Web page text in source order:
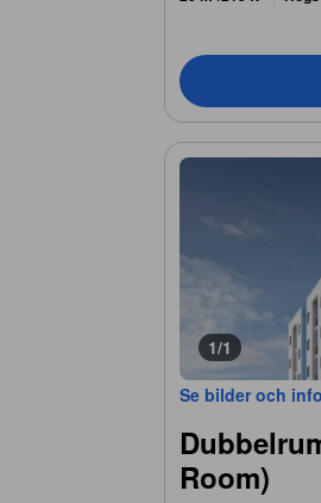
1/1
Se bilder och info
Room)